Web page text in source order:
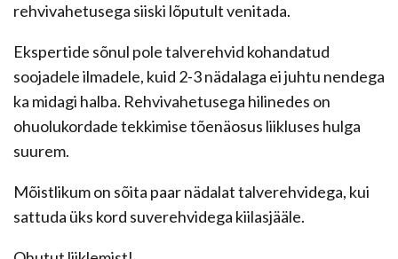
rehvivahetusega siiski lõputult venitada.
Ekspertide sõnul pole talverehvid kohandatud
soojadele ilmadele, kuid 2-3 nädalaga ei juhtu nendega
ka midagi halba. Rehvivahetusega hilinedes on
ohuolukordade tekkimise tõenäosus liikluses hulga
suurem.
Mõistlikum on sõita paar nädalat talverehvidega, kui
sattuda üks kord suverehvidega kiilasjääle.